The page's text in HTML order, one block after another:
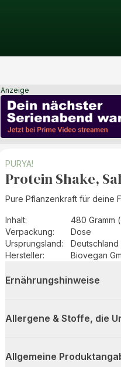
Anzeige
PURYA!
Protein Shake,
Pure Pflanzenkraft für deine
Inhalt:
480 Gramm
Verpackung:
Dose
Ursprungsland:
Deutschland
Hersteller: Biovegan
Ernährungshinweise
Allergene & Stoffe, die
Allgemeine